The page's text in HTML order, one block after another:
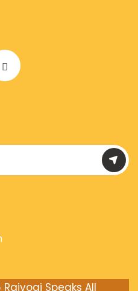
Rajyogi Speaks All